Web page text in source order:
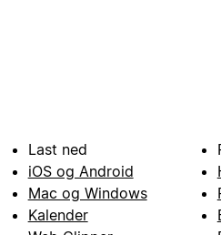
Last ned
iOS og Android
Mac og Windows
Kalender